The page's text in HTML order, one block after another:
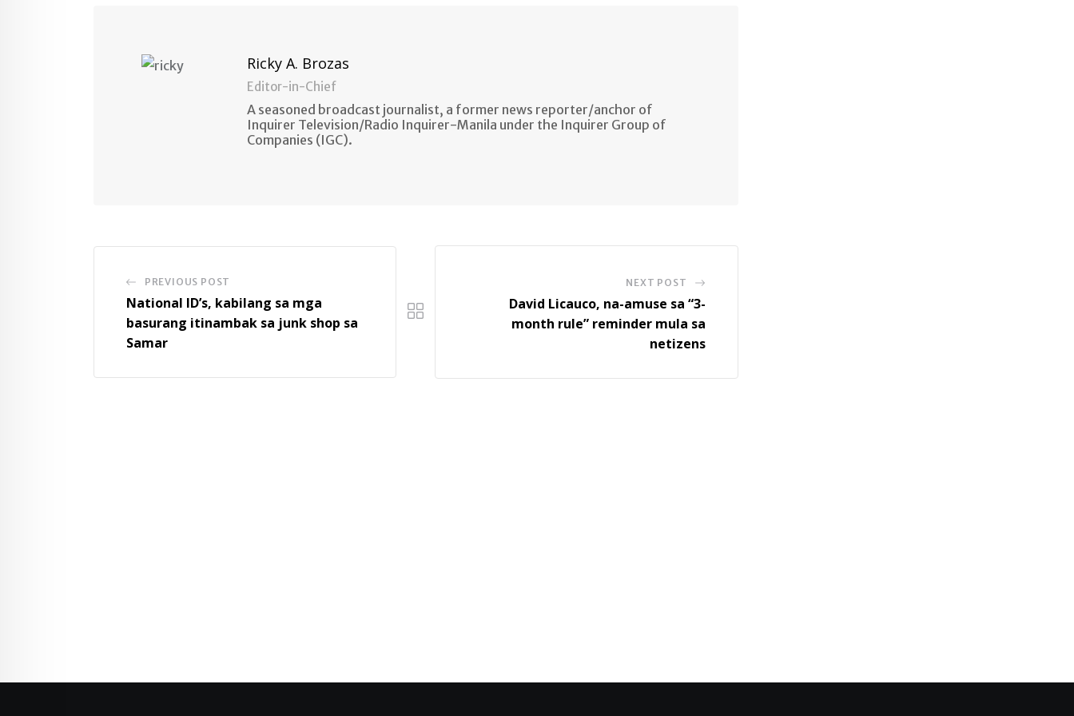
Ricky A. Brozas
Editor-in-Chief
A seasoned broadcast journalist, a former news reporter/anchor of
Inquirer Television/Radio Inquirer-Manila under the Inquirer Group of
Companies (IGC).
PREVIOUS POST
National ID’s, kabilang sa mga
basurang itinambak sa junk shop sa
Samar
NEXT POST
David Licauco, na-amuse sa “3-
month rule” reminder mula sa
netizens